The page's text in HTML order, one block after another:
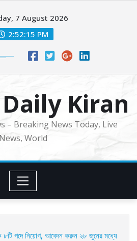
7 August 2026
2:52:17 PM
Kiran
– Breaking News Today, Live
News, World
৮টি পদে নিয়োগ, আবেদন করুন ২৮ জুনের মধ্যে